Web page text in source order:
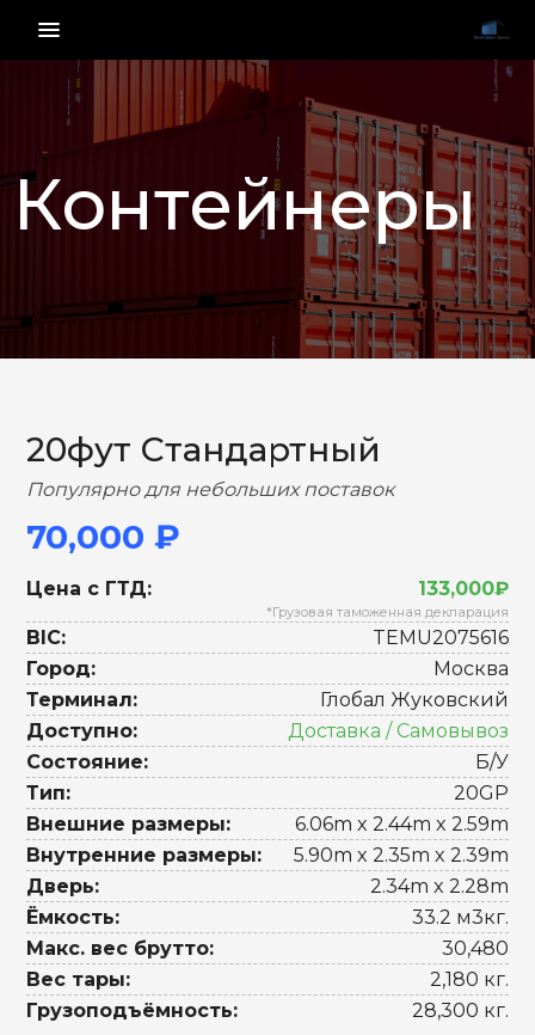
menu_vert
Контейнеры
НАЗАД ВПЕРЕД
20фут Стандартный
Популярно для небольших поставок
70,000 ₽
Цена с ГТД: 133,000₽
*Грузовая таможенная декларация
BIC:
TEMU2075616
Город:
Москва
Терминал:
Глобал Жуковский
Доступно:
Доставка / Самовывоз
Состояние:
Б/У
Тип:
20GP
Внешние размеры:
6.06m x 2.44m x 2.59m
Внутренние размеры:
5.90m x 2.35m x 2.39m
Дверь:
2.34m x 2.28m
Ёмкость:
33.2 м3кг.
Макс. вес брутто:
30,480
Вес тары:
2,180 кг.
Грузоподъёмность:
28,300 кг.